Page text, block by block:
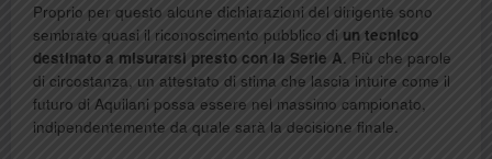
Proprio per questo alcune dichiarazioni del dirigente sono
sembrate quasi il riconoscimento pubblico di un tecnico
destinato a misurarsi presto con la Serie A. Più che parole
di circostanza, un attestato di stima che lascia intuire come il
futuro di Aquilani possa essere nel massimo campionato,
indipendentemente da quale sarà la decisione finale.